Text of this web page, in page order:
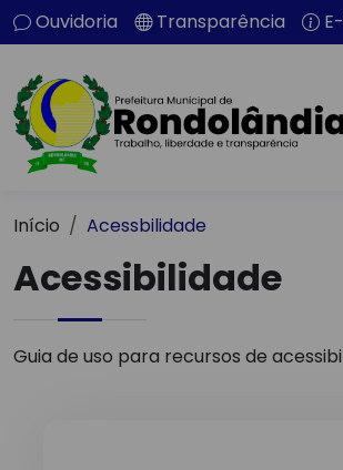
Ouvidoria Transparência
Início Acessbilidade
Acessibilidade
Guia de uso para recursos de